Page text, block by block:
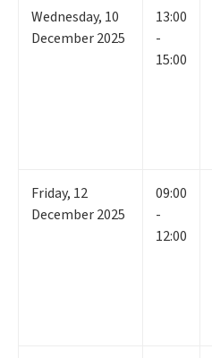
Wednesday, 10
December 2025
13:00
-
15:00
Friday, 12
December 2025
09:00
-
12:00